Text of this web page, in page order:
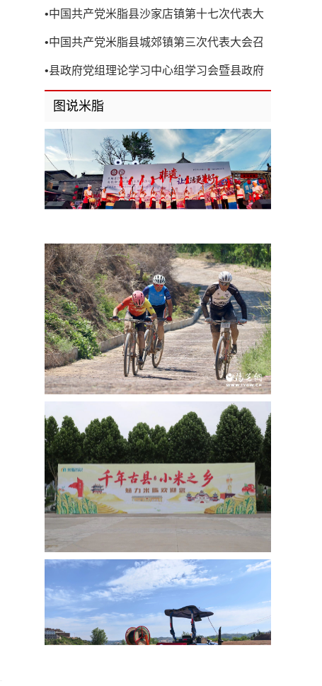
•中国共产党米脂县沙家店镇第十七次代表大
•中国共产党米脂县城郊镇第三次代表大会召
•县政府党组理论学习中心组学习会暨县政府
第8次党组（扩大）会议召开
图说米脂